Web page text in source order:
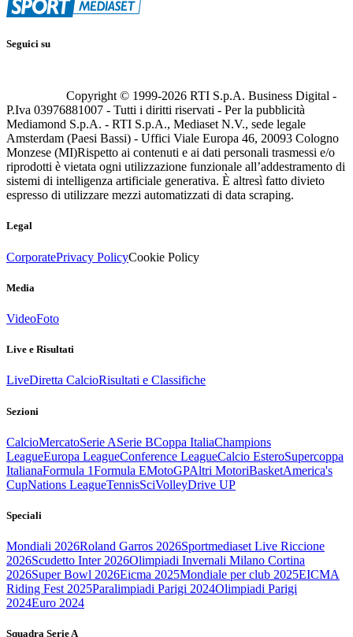
Seguici su
Copyright © 1999-2026 RTI S.p.A. Business Digital -
P.Iva 03976881007 - Tutti i diritti riservati - Per la pubblicità
Mediamond S.p.A. - RTI S.p.A., Mediaset N.V., sede legale
Amsterdam (Paesi Bassi) - Uffici Viale Europa 46, 20093 Cologno
Monzese (MI)Rispetto ai contenuti e ai dati personali trasmessi e/o
riprodotti è vietata ogni utilizzazione funzionale all’addestramento di
sistemi di intelligenza artificiale generativa. È altresì fatto divieto
espresso di utilizzare mezzi automatizzati di data scraping.
Legal
CorporatePrivacy PolicyCookie Policy
Media
VideoFoto
Live e Risultati
LiveDiretta CalcioRisultati e Classifiche
Sezioni
CalcioMercatoSerie ASerie BCoppa ItaliaChampions
LeagueEuropa LeagueConference LeagueCalcio EsteroSupercoppa
ItalianaFormula 1Formula EMotoGPAltri MotoriBasketAmerica's
CupNations LeagueTennisSciVolleyDrive UP
Speciali
Mondiali 2026Roland Garros 2026Sportmediaset Live Riccione
2026Scudetto Inter 2026Olimpiadi Invernali Milano Cortina
2026Super Bowl 2026Eicma 2025Mondiale per club 2025EICMA
Riding Fest 2025Paralimpiadi Parigi 2024Olimpiadi Parigi
2024Euro 2024
Squadra Serie A